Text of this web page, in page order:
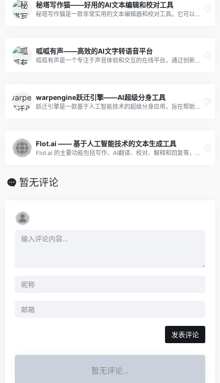
秘塔写作猫——好用的AI文本编辑和校对工具
秘塔写作猫是一款非常实用的文本编辑器和校对工具。它可以帮助用户快速创建和编辑文档，同时还提供了一系列特色功能，如文本校对、翻译、语音输入等，让用户的写作更加高效、准确。
呱呱有声——高效的AI文字转语音平台
呱呱有声是一个专注于声音体验和交互的在线平台，通过创新的技术手段和优质的内容服务，为用户提供丰富的高品质声音内容。
warpengine跃迁引擎——AI超级分身工具
跃迁引擎是一款基于人工智能技术的超级分身应用，旨在帮助个人或企业创作出突破语言、表演、时间、空间极限的数字化形象。通过仅需20分钟的视频素材，跃迁引擎可以快速生成一个高度逼真的数字化分身，让用户拥有无限可能的虚拟形象。
Flot.ai —— 基于人工智能技术的文本生成工具
Flot.ai 的主要功能包括写作、AI翻译、校对、解释和回复等，可以为用户提供全方位的文本处理和创作支持。具体来说，用户可以通过 Flot.ai 输入中文或英文文本，并选择相应的处理方式，例如翻译、语法检查、文本压缩等。
暂无评论
发表评论
暂无评论...